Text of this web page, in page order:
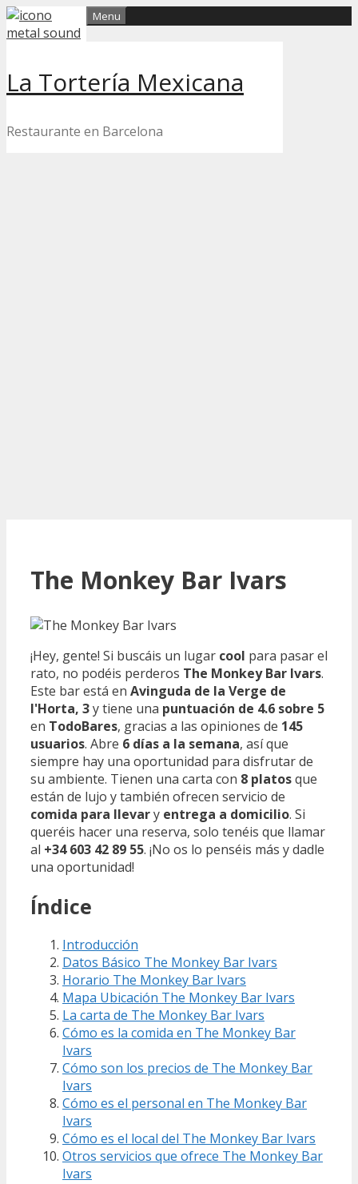
Skip
to
La Tortería Mexicana
Restaurante en Barcelona
Menu
The Monkey Bar Ivars
¡Hey, gente! Si buscáis un lugar cool para pasar el
rato, no podéis perderos The Monkey Bar Ivars.
Este bar está en Avinguda de la Verge de
l'Horta, 3y tiene una puntuación de 4.6 sobre 5
en TodoBares, gracias a las opiniones de 145
usuarios. Abre 6 días a la semana, así que
siempre hay una oportunidad para disfrutar de
su ambiente. Tienen una carta con 8 platosque
están de lujo y también ofrecen servicio de
comida para llevary entrega a domicilio. Si
queréis hacer una reserva, solo tenéis que llamar
al +34 603 42 89 55. ¡No os lo penséis más y dadle
una oportunidad!
Índice
Introducción
Datos Básico The Monkey Bar Ivars
Horario The Monkey Bar Ivars
Mapa Ubicación The Monkey Bar Ivars
La carta de The Monkey Bar Ivars
Cómo es la comida en The Monkey Bar
Ivars
Cómo son los precios de The Monkey Bar
Ivars
Cómo es el personal en The Monkey Bar
Ivars
Cómo es el local del The Monkey Bar Ivars
Otros servicios que ofrece The Monkey Bar
Ivars